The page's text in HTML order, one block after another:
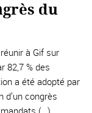
du
à Gif sur
82,7 % des
a été adopté par
d’un congrès
(…)